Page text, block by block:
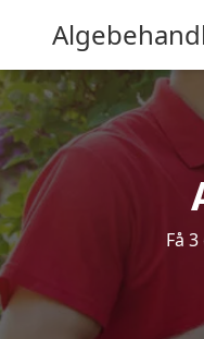
Få